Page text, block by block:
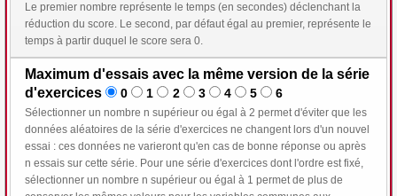
Le premier nombre représente le temps (en secondes) déclenchant la
réduction du score. Le second, par défaut égal au premier, représente le
temps à partir duquel le score sera 0.
Maximum d'essais avec la même version de la série
d'exercices
0 1 2 3 4 5 6
Sélectionner un nombre n supérieur ou égal à 2 permet d'éviter que les
données aléatoires de la série d'exercices ne changent lors d'un nouvel
essai : ces données ne varieront qu'en cas de bonne réponse ou après
n essais sur cette série. Pour une série d'exercices dont l'ordre est fixé,
sélectionner un nombre n supérieur ou égal à 1 permet de plus de